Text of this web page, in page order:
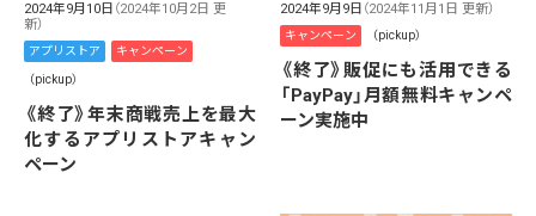
2024年9月10日 （2024年10月2日 更
新）
アプリストア キャンペーン
（pickup）
《終了》年末商戦売上を最大
化するアプリストアキャン
ペーン
2024年9月9日 （2024年11月1日 更新）
キャンペーン （pickup）
《終了》販促にも活用できる
「PayPay」月額無料キャンペ
ーン実施中